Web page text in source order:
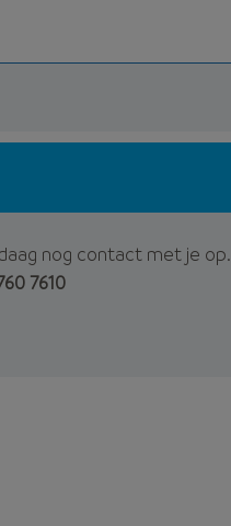
nog contact met je op.
7610